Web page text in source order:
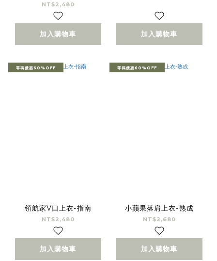
NT$2,480
加入購物車 加入購物車
零碼優惠60%OFF
領航家V口上衣-指南
NT$2,480
加入購物車
零碼優惠60%OFF
小蘋果落肩上衣-熟成
NT$2,680
加入購物車